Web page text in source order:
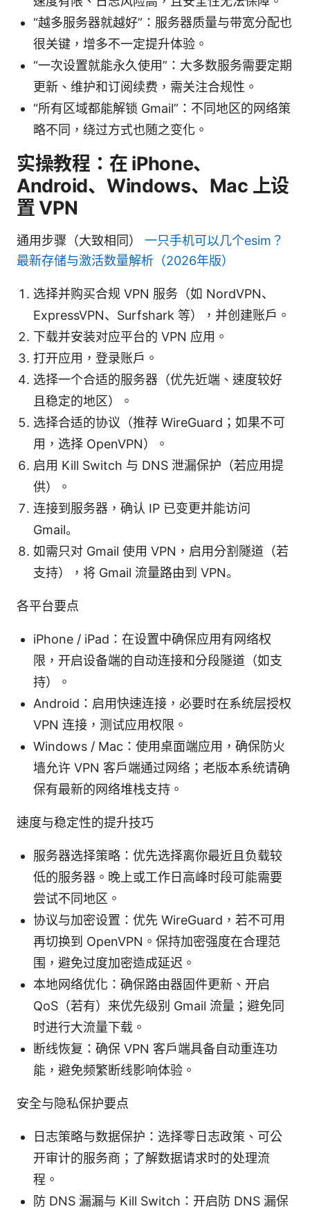
“越多服务器就越好”：服务器质量与带宽分配也
很关键，增多不一定提升体验。
“一次设置就能永久使用”：大多数服务需要定期
更新、维护和订阅续费，需关注合规性。
“所有区域都能解锁 Gmail”：不同地区的网络策
略不同，绕过方式也随之变化。
实操教程：在 iPhone、
Android、Windows、Mac 上设
置 VPN
通用步骤（大致相同） 一只手机可以几个esim？
最新存储与激活数量解析（2026年版）
选择并购买合规 VPN 服务（如 NordVPN、
ExpressVPN、Surfshark 等），并创建账户。
下载并安装对应平台的 VPN 应用。
打开应用，登录账户。
选择一个合适的服务器（优先近端、速度较好
且稳定的地区）。
选择合适的协议（推荐 WireGuard；如果不可
用，选择 OpenVPN）。
启用 Kill Switch 与 DNS 泄漏保护（若应用提
供）。
连接到服务器，确认 IP 已变更并能访问
Gmail。
如需只对 Gmail 使用 VPN，启用分割隧道（若
支持），将 Gmail 流量路由到 VPN。
各平台要点
iPhone / iPad：在设置中确保应用有网络权
限，开启设备端的自动连接和分段隧道（如支
持）。
Android：启用快速连接，必要时在系统层授权
VPN 连接，测试应用权限。
Windows / Mac：使用桌面端应用，确保防火
墙允许 VPN 客户端通过网络；老版本系统请确
保有最新的网络堆栈支持。
速度与稳定性的提升技巧
服务器选择策略：优先选择离你最近且负载较
低的服务器。晚上或工作日高峰时段可能需要
尝试不同地区。
协议与加密设置：优先 WireGuard，若不可用
再切换到 OpenVPN。保持加密强度在合理范
围，避免过度加密造成延迟。
本地网络优化：确保路由器固件更新、开启
QoS（若有）来优先级别 Gmail 流量；避免同
时进行大流量下载。
断线恢复：确保 VPN 客户端具备自动重连功
能，避免频繁断线影响体验。
安全与隐私保护要点
日志策略与数据保护：选择零日志政策、可公
开审计的服务商；了解数据请求时的处理流
程。
防 DNS 漏漏与 Kill Switch：开启防 DNS 漏保